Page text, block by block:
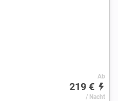
Ab
219 €
/ Nacht